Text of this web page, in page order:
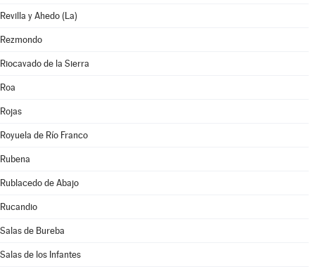
Revilla y Ahedo (La)
Rezmondo
Riocavado de la Sierra
Roa
Rojas
Royuela de Río Franco
Rubena
Rublacedo de Abajo
Rucandio
Salas de Bureba
Salas de los Infantes